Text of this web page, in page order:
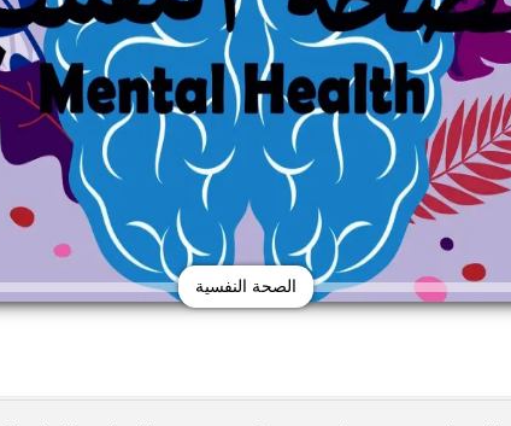
الصحة النفسية